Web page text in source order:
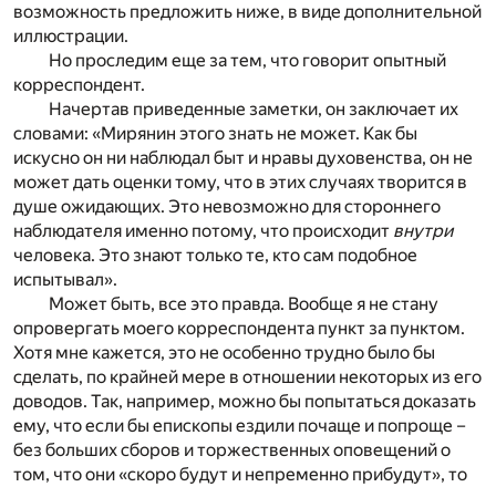
возможность предложить ниже, в виде дополнительной
иллюстрации.
Но проследим еще за тем, что говорит опытный
корреспондент.
Начертав приведенные заметки, он заключает их
словами: «Мирянин этого знать не может. Как бы
искусно он ни наблюдал быт и нравы духовенства, он не
может дать оценки тому, что в этих случаях творится в
душе ожидающих. Это невозможно для стороннего
наблюдателя именно потому, что происходит внутри
человека. Это знают только те, кто сам подобное
испытывал».
Может быть, все это правда. Вообще я не стану
опровергать моего корреспондента пункт за пунктом.
Хотя мне кажется, это не особенно трудно было бы
сделать, по крайней мере в отношении некоторых из его
доводов. Так, например, можно бы попытаться доказать
ему, что если бы епископы ездили почаще и попроще –
без больших сборов и торжественных оповещений о
том, что они «скоро будут и непременно прибудут», то